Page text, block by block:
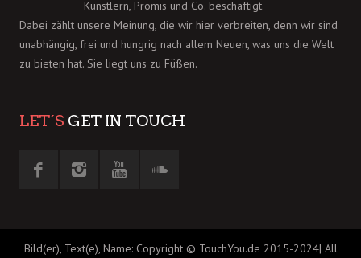
Künstlern, Promis und Co. beschäftigt.
Dabei zählt unsere Meinung, die wir hier verbreiten, denn wir sind
unabhängig, frei und hungrig nach allem Neuen, was uns die Welt
zu bieten hat. Sie liegt uns zu Füßen.
LET´S GET IN TOUCH
Bild(er), Text(e), Name: Copyright © TouchYou.de 2015-2024| All